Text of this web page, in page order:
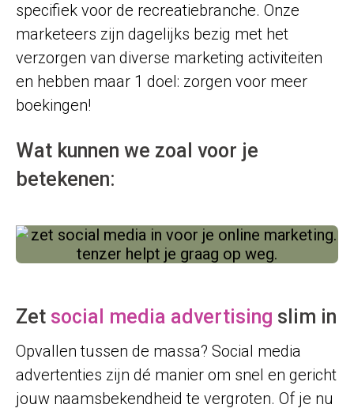
specifiek voor de recreatiebranche. Onze
marketeers zijn dagelijks bezig met het
verzorgen van diverse marketing activiteiten
en hebben maar 1 doel: zorgen voor meer
boekingen!
Wat kunnen we zoal voor je
betekenen:
Zet social media advertising slim in
Opvallen tussen de massa? Social media
advertenties zijn dé manier om snel en gericht
jouw naamsbekendheid te vergroten. Of je nu